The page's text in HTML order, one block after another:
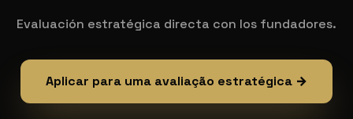
Evaluación estratégica directa con los fundadores.
Aplicar para uma avaliação estratégica →